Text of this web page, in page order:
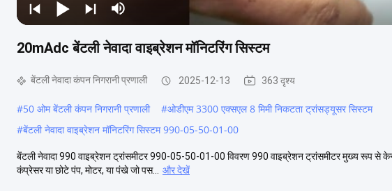
20mAdc बेंटली नेवादा वाइब्रेशन मॉनिटरिंग सिस्टम
बेंटली नेवादा कंपन निगरानी प्रणाली 2025-12-13 363 दृश्य
#50 ओम बेंटली कंपन निगरानी प्रणाली #ओडीएम 3300 एक्सएल 8 मिमी निकटता ट्रांसड्यूसर सिस्टम
#बेंटली नेवादा वाइब्रेशन मॉनिटरिंग सिस्टम 990-05-50-01-00
बेंटली नेवादा 990 वाइब्रेशन ट्रांसमीटर 990-05-50-01-00 विवरण 990 वाइब्रेशन ट्रांसमीटर मुख्य रूप से
कंप्रेसर या छोटे पंप, मोटर, या पंखे जो पस...
और देखें